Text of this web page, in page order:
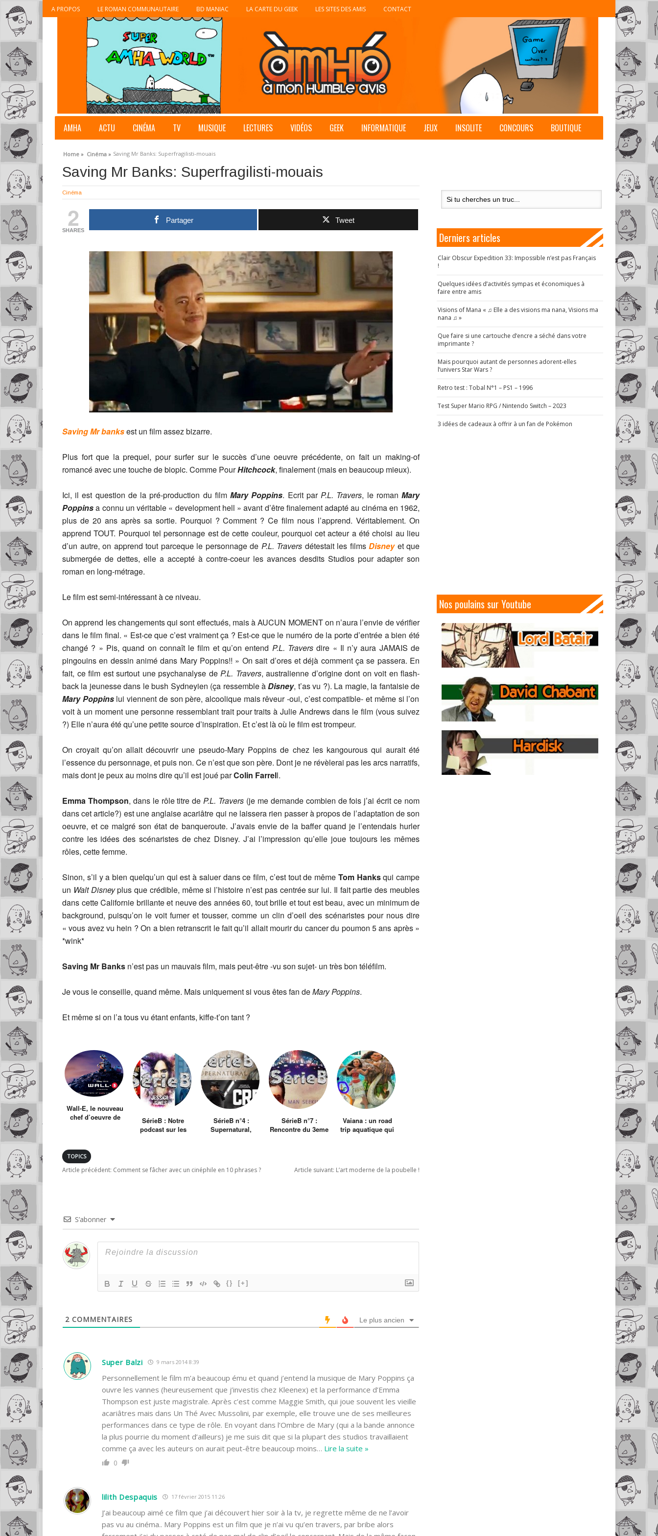
A PROPOS LE ROMAN COMMUNAUTAIRE BD MANIAC LA CARTE DU GEEK LES SITES DES AMIS CONTACT
AMHA ACTU CINÉMA TV MUSIQUE LECTURES VIDÉOS GEEK INFORMATIQUE JEUX INSOLITE CONCOURS BOUTIQUE
Home » Cinéma » Saving Mr Banks: Superfragilisti-mouais
Saving Mr Banks: Superfragilisti-mouais
Cinéma
2
SHARES
Partager Tweet
Saving Mr banksest un film assez bizarre.
Plus fort que la prequel, pour surfer sur le succès d’une oeuvre précédente, on fait un making-of
romancé avec une touche de biopic. Comme PourHitchcock, finalement (mais en beaucoup mieux).
Ici, il est question de la pré-production du film Mary Poppins. Ecrit parP.L. Travers, le romanMary
Poppinsa connu un véritable « development hell » avant d’être finalement adapté au cinéma en 1962,
plus de 20 ans après sa sortie. Pourquoi ? Comment ? Ce film nous l’apprend. Véritablement. On
apprend TOUT. Pourquoi tel personnage est de cette couleur, pourquoi cet acteur a été choisi au lieu
d’un autre, on apprend tout parceque le personnage de P.L. Travers détestait les films Disney et que
submergée de dettes, elle a accepté à contre-coeur les avances desdits Studios pour adapter son
roman en long-métrage.
Le film est semi-intéressant à ce niveau.
On apprend les changements qui sont effectués, mais à AUCUN MOMENT on n’aura l’envie de vérifier
dans le film final. « Est-ce que c’est vraiment ça ? Est-ce que le numéro de la porte d’entrée a bien été
changé ? » Pis, quand on connaît le film et qu’on entend P.L. Traversdire « Il n’y aura JAMAIS de
pingouins en dessin animé dans Mary Poppins!! » On sait d’ores et déjà comment ça se passera. En
fait, ce film est surtout une psychanalyse de P.L. Travers, australienne d’origine dont on voit en flash-
back la jeunesse dans le bush Sydneyien (ça ressemble àDisney, t’as vu ?). La magie, la fantaisie de
Mary Poppinslui viennent de son père, alcoolique mais rêveur -oui, c’est compatible- et même si l’on
voit à un moment une personne ressemblant trait pour traits à Julie Andrews dans le film (vous suivez
?) Elle n’aura été qu’une petite source d’inspiration. Et c’est là où le film est trompeur.
On croyait qu’on allait découvrir une pseudo-Mary Poppins de chez les kangourous qui aurait été
l’essence du personnage, et puis non. Ce n’est que son père. Dont je ne révèlerai pas les arcs narratifs,
mais dont je peux au moins dire qu’il est joué parColin Farrell.
Emma Thompson, dans le rôle titre de P.L. Travers (je me demande combien de fois j’ai écrit ce nom
dans cet article?) est une anglaise acariâtre qui ne laissera rien passer à propos de l’adaptation de son
oeuvre, et ce malgré son état de banqueroute. J’avais envie de la baffer quand je l’entendais hurler
contre les idées des scénaristes de chez Disney. J’ai l’impression qu’elle joue toujours les mêmes
rôles, cette femme.
Sinon, s’il y a bien quelqu’un qui est à saluer dans ce film, c’est tout de même Tom Hanksqui campe
un Walt Disneyplus que crédible, même si l’histoire n’est pas centrée sur lui. Il fait partie des meubles
dans cette Californie brillante et neuve des années 60, tout brille et tout est beau, avec un minimum de
background, puisqu’on le voit fumer et tousser, comme un clin d’oeil des scénaristes pour nous dire
« vous avez vu hein ? On a bien retranscrit le fait qu’il allait mourir du cancer du poumon 5 ans après »
*wink*
Saving Mr Banks n’est pas un mauvais film, mais peut-être -vu son sujet- un très bon téléfilm.
Je vous le conseille, quand même. Mais uniquement si vous êtes fan deMary Poppins.
Et même si on l’a tous vu étant enfants, kiffe-t’on tant ?
Wall-E, le nouveau
chef d’oeuvre de
SérieB : Notre
podcast sur les
SérieB n°4 :
Supernatural,
SérieB n°7 :
Rencontre du 3eme
Vaiana : un road
trip aquatique qui
TOPICS
Article précédent: Comment se fâcher avec un cinéphile en 10 phrases ? Article suivant: L’art moderne de la poubelle !
S’abonner
{} [+]
2 COMMENTAIRES Le plus ancien
Super Balzi 9 mars 2014 8:39
Personnellement le film m’a beaucoup ému et quand j’entend la musique de Mary Poppins ça
ouvre les vannes (heureusement que j’investis chez Kleenex) et la performance d’Emma
Thompson est juste magistrale. Après c’est comme Maggie Smith, qui joue souvent les vieille
acariâtres mais dans Un Thé Avec Mussolini, par exemple, elle trouve une de ses meilleures
performances dans ce type de rôle. En voyant dans l’Ombre de Mary (qui a la bande annonce
la plus pourrie du moment d’ailleurs) je me suis dit que si la plupart des studios travaillaient
comme ça avec les auteurs on aurait peut-être beaucoup moins… Lire la suite »
0
lilith Despaquis 17 février 2015 11:26
J’ai beaucoup aimé ce film que j’ai découvert hier soir à la tv, je regrette même de ne l’avoir
pas vu au cinéma.. Mary Poppins est un film que je n’ai vu qu’en travers, par bribe alors
Derniers articles
Clair Obscur Expedition 33: Impossible n’est pas Français
!
Quelques idées d’activités sympas et économiques à
faire entre amis
Visions of Mana « ♫ Elle a des visions ma nana, Visions ma
nana ♫ »
Que faire si une cartouche d’encre a séché dans votre
imprimante ?
Mais pourquoi autant de personnes adorent-elles
l’univers Star Wars ?
Retro test : Tobal N°1 – PS1 – 1996
Test Super Mario RPG / Nintendo Switch – 2023
3 idées de cadeaux à offrir à un fan de Pokémon
Nos poulains sur Youtube